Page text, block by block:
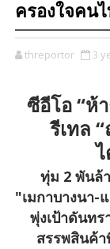
ครองใจคน
threportor 3
ซีอีโอ “ห้
รีเทล
ทุ่ม 2 พันล้
"เมกาบางนา-
พุ่งเป้าดันท
สรรพสินค้